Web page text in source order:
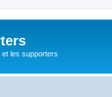
les supporters